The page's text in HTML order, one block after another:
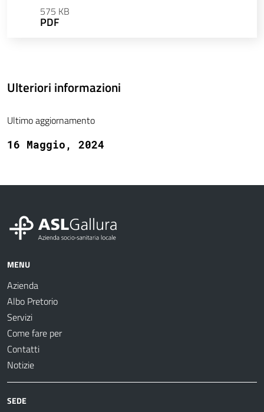
575 KB
PDF
Ulteriori informazioni
Ultimo aggiornamento
16 Maggio, 2024
MENU
Azienda
Albo Pretorio
Servizi
Come fare per
Contatti
Notizie
SEDE